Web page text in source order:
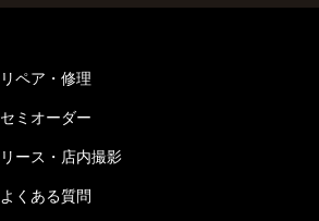
リペア・修理
セミオーダー
リース・店内撮影
よくある質問